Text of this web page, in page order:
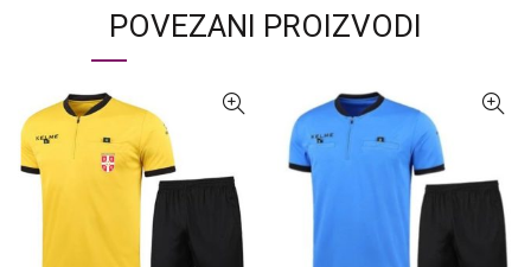
POVEZANI PROIZVODI